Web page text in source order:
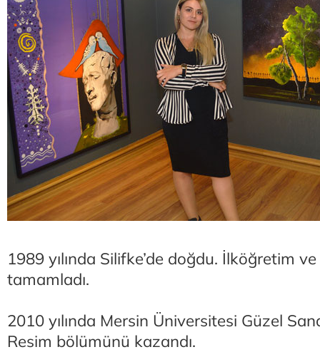
1989 yılında Silifke’de doğdu. İlköğretim
tamamladı.
2010 yılında Mersin Üniversitesi Güzel
Resim bölümünü kazandı.